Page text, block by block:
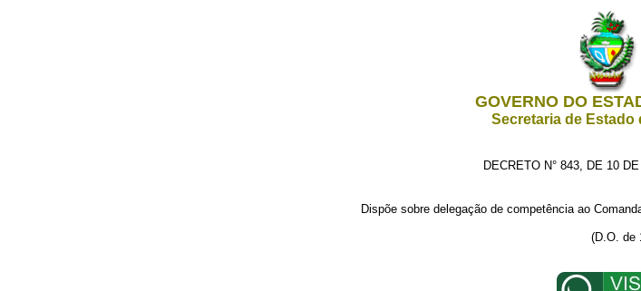
GOVERNO DO
Secretaria de Estado
DECRETO N° 843, DE 10
Dispõe sobre delegação de competência ao
(D.O. de